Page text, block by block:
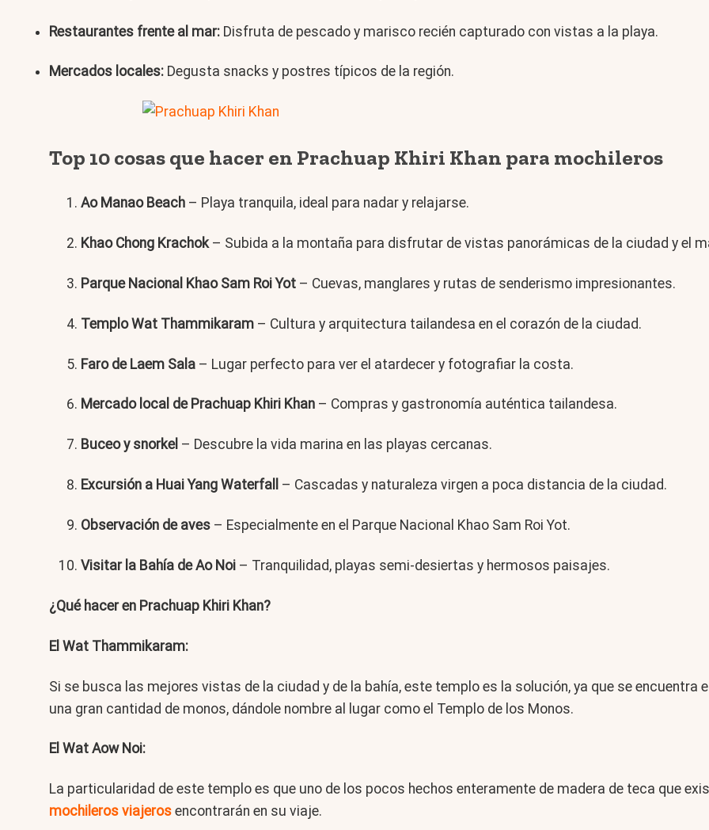
Restaurantes frente al mar: Disfruta de pescado y marisco recién capturado con vistas a la playa.
Mercados locales: Degusta snacks y postres típicos de la región.
Top 10 cosas que hacer en Prachuap Khiri Khan para mochileros
Ao Manao Beach – Playa tranquila, ideal para nadar y relajarse.
Khao Chong Krachok – Subida a la montaña para disfrutar de vistas panorámicas de la ciudad y el
Parque Nacional Khao Sam Roi Yot – Cuevas, manglares y rutas de senderismo impresionantes.
Templo Wat Thammikaram – Cultura y arquitectura tailandesa en el corazón de la ciudad.
Faro de Laem Sala – Lugar perfecto para ver el atardecer y fotografiar la costa.
Mercado local de Prachuap Khiri Khan – Compras y gastronomía auténtica tailandesa.
Buceo y snorkel – Descubre la vida marina en las playas cercanas.
Excursión a Huai Yang Waterfall – Cascadas y naturaleza virgen a poca distancia de la ciudad.
Observación de aves – Especialmente en el Parque Nacional Khao Sam Roi Yot.
Visitar la Bahía de Ao Noi – Tranquilidad, playas semi-desiertas y hermosos paisajes.
¿Qué hacer en Prachuap Khiri Khan?
El Wat Thammikaram:
Si se busca las mejores vistas de la ciudad y de la bahía, este templo es la solución, ya que se
una gran cantidad de monos, dándole nombre al lugar como el Templo de los Monos.
El Wat Aow Noi:
La particularidad de este templo es que uno de los pocos hechos enteramente de madera de teca que
mochileros viajeros encontrarán en su viaje.